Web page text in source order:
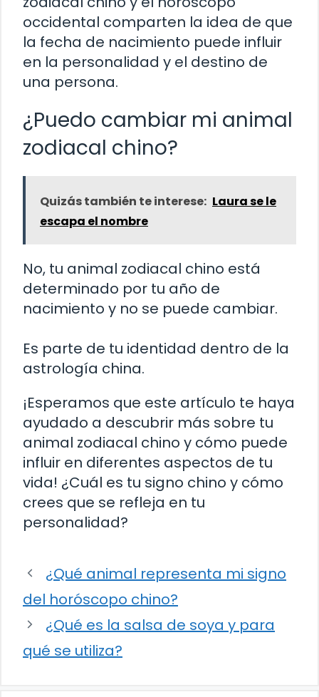
occidental comparten la idea de que
la fecha de nacimiento puede influir
en la personalidad y el destino de
una persona.
¿Puedo cambiar mi animal
zodiacal chino?
Quizás también te interese: Laura se le
escapa el nombre
No, tu animal zodiacal chino está
determinado por tu año de
nacimiento y no se puede cambiar.
Es parte de tu identidad dentro de la
astrología china.
¡Esperamos que este artículo te haya
ayudado a descubrir más sobre tu
animal zodiacal chino y cómo puede
influir en diferentes aspectos de tu
vida! ¿Cuál es tu signo chino y cómo
crees que se refleja en tu
personalidad?
¿Qué animal representa mi signo
del horóscopo chino?
¿Qué es la salsa de soya y para
qué se utiliza?